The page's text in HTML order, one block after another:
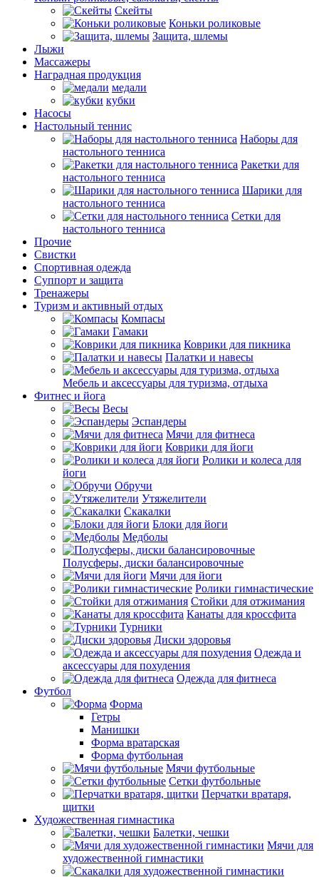
Скейты
Коньки роликовые
Защита, шлемы
Лыжи
Массажеры
Наградная продукция
медали
кубки
Насосы
Настольный теннис
Наборы для
настольного тенниса
Ракетки для
настольного тенниса
Шарики для
настольного тенниса
Сетки для
настольного тенниса
Прочие
Свистки
Спортивная одежда
Суппорт и защита
Тренажеры
Туризм и активный отдых
Компасы
Гамаки
Коврики для пикника
Палатки и навесы
Мебель и аксессуары для туризма, отдыха
Фитнес и йога
Весы
Эспандеры
Мячи для фитнеса
Коврики для йоги
Ролики и колеса для
йоги
Обручи
Утяжелители
Скакалки
Блоки для йоги
Медболы
Полусферы, диски балансировочные
Мячи для йоги
Ролики гимнастические
Стойки для отжимания
Канаты для кроссфита
Турники
Диски здоровья
Одежда и
аксессуары для похудения
Одежда для фитнеса
Футбол
Форма
Гетры
Манишки
Форма вратарская
Форма футбольная
Мячи футбольные
Сетки футбольные
Перчатки вратаря,
щитки
Художественная гимнастика
Балетки, чешки
Мячи для
художественной гимнастики